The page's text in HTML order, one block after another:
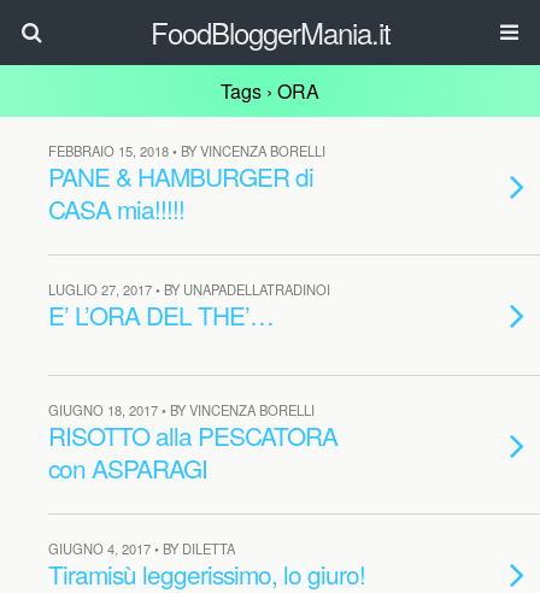
FoodBloggerMania.it
Tags › ORA
FEBBRAIO 15, 2018 • BY VINCENZA BORELLI
PANE & HAMBURGER di
CASA mia!!!!!
LUGLIO 27, 2017 • BY UNAPADELLATRADINOI
E’ L’ORA DEL THE’…
GIUGNO 18, 2017 • BY VINCENZA BORELLI
RISOTTO alla PESCATORA
con ASPARAGI
GIUGNO 4, 2017 • BY DILETTA
Tiramisù leggerissimo, lo giuro!